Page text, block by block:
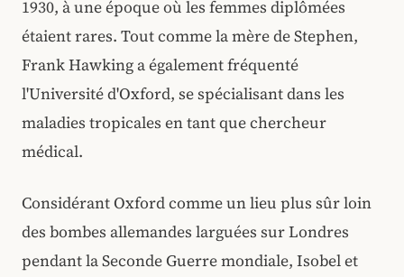
1930, à une époque où les femmes diplômées
étaient rares. Tout comme la mère de Stephen,
Frank Hawking a également fréquenté
l'Université d'Oxford, se spécialisant dans les
maladies tropicales en tant que chercheur
médical.
Considérant Oxford comme un lieu plus sûr loin
des bombes allemandes larguées sur Londres
pendant la Seconde Guerre mondiale, Isobel et